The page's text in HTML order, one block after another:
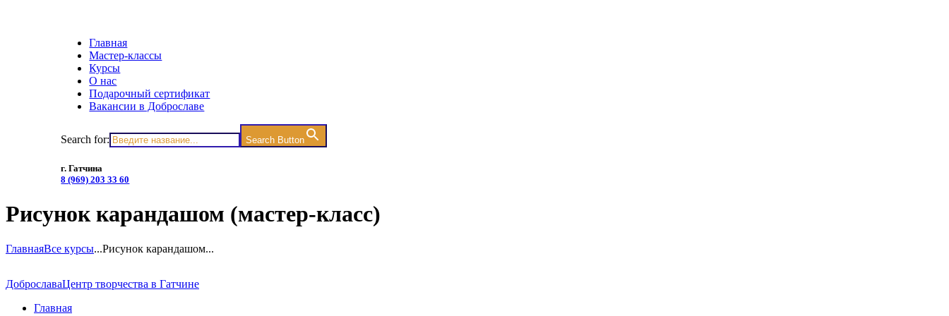
Главная
Мастер-классы
Курсы
О нас
Подарочный сертификат
Вакансии в Доброславе
Search for: Search Button
г. Гатчина
8 (969) 203 33 60
Рисунок карандашом (мастер-класс)
ГлавнаяВсе курсы...Рисунок карандашом...
ДоброславаЦентр творчества в Гатчине
Главная